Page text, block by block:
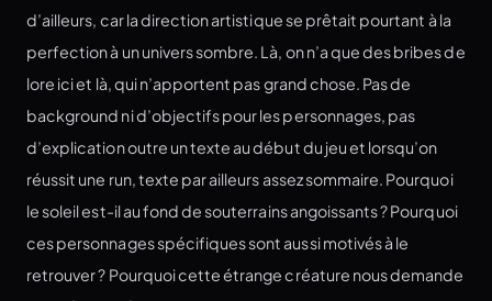
d’ailleurs, car la direction artistique se prêtait pourtant à la
perfection à un univers sombre. Là, on n’a que des bribes de
lore ici et là, qui n’apportent pas grand chose. Pas de
background ni d’objectifs pour les personnages, pas
d’explication outre un texte au début du jeu et lorsqu’on
réussit une run, texte par ailleurs assez sommaire. Pourquoi
le soleil est-il au fond de souterrains angoissants ? Pourquoi
ces personnages spécifiques sont aussi motivés à le
retrouver ? Pourquoi cette étrange créature nous demande